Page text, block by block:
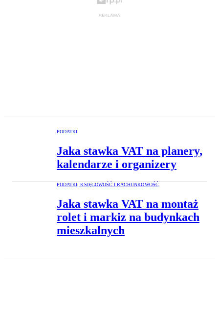
PODATKI
Jaka stawka VAT na planery,
kalendarze i organizery
PODATKI, KSIĘGOWOŚĆ I RACHUNKOWOŚĆ
Jaka stawka VAT na montaż
rolet i markiz na budynkach
mieszkalnych